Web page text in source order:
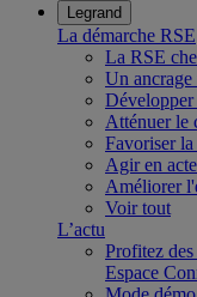
Legrand
La démarche RSE
La RSE
Un
Atténuer le
Favoriser
Agir en
Améliorer
Voir tout
L’actu
Profitez
Espace